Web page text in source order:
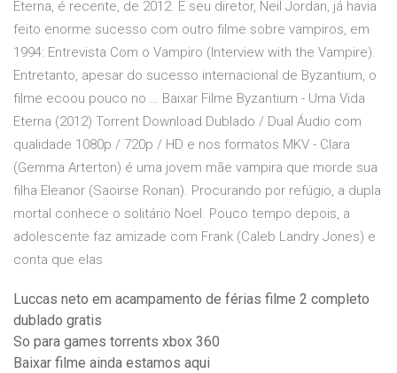
Eterna, é recente, de 2012. E seu diretor, Neil Jordan, já havia
feito enorme sucesso com outro filme sobre vampiros, em
1994: Entrevista Com o Vampiro (Interview with the Vampire).
Entretanto, apesar do sucesso internacional de Byzantium, o
filme ecoou pouco no … Baixar Filme Byzantium - Uma Vida
Eterna (2012) Torrent Download Dublado / Dual Áudio com
qualidade 1080p / 720p / HD e nos formatos MKV - Clara
(Gemma Arterton) é uma jovem mãe vampira que morde sua
filha Eleanor (Saoirse Ronan). Procurando por refúgio, a dupla
mortal conhece o solitário Noel. Pouco tempo depois, a
adolescente faz amizade com Frank (Caleb Landry Jones) e
conta que elas
Luccas neto em acampamento de férias filme 2 completo
dublado gratis
So para games torrents xbox 360
Baixar filme ainda estamos aqui